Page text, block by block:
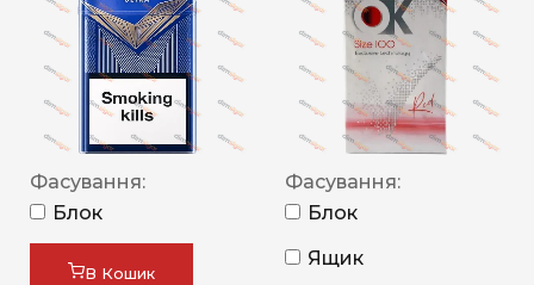
Фасування:
Блок
В Кошик
Фасування:
Блок
Ящик